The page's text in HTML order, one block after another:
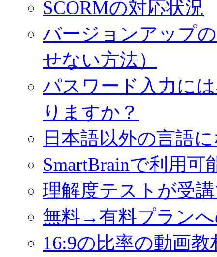
SCORMの対応状況
バージョンアップ
せない方法）
パスワード入力に
りますか？
日本語以外の言語
SmartBrainで利用
理解度テストが受
無料→有料プラン
16:9の比率の動画